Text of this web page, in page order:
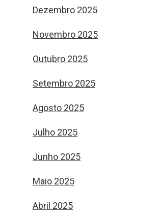
Dezembro 2025
Novembro 2025
Outubro 2025
Setembro 2025
Agosto 2025
Julho 2025
Junho 2025
Maio 2025
Abril 2025